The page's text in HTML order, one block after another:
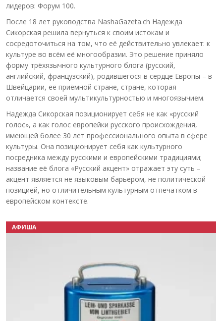
лидеров: Форум 100.
После 18 лет руководства NashaGazeta.ch Надежда
Сикорская решила вернуться к своим истокам и
сосредоточиться на том, что её действительно увлекает: к
культуре во всём её многообразии. Это решение приняло
форму трёхязычного культурного блога (русский,
английский, французский), родившегося в сердце Европы – в
Швейцарии, её приёмной стране, стране, которая
отличается своей мультикультурностью и многоязычием.
Надежда Сикорская позиционирует себя не как «русский
голос», а как голос европейки русского происхождения,
имеющей более 30 лет профессионального опыта в сфере
культуры. Она позиционирует себя как культурного
посредника между русскими и европейскими традициями;
название её блога «Русский акцент» отражает эту суть –
акцент является не языковым барьером, не политической
позицией, но отличительным культурным отпечатком в
европейском контексте.
АФИША